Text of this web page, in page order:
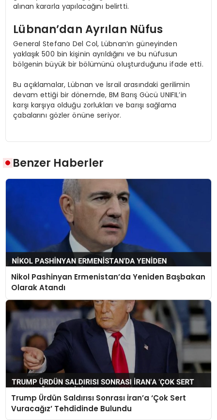
alınan kararla yapılacağını belirtti.
Lübnan’dan Ayrılan Nüfus
General Stefano Del Col, Lübnan’ın güneyinden
yaklaşık 500 bin kişinin ayrıldığını ve bu nüfusun
bölgenin büyük bir bölümünü oluşturduğunu ifade etti.
Bu açıklamalar, Lübnan ve İsrail arasındaki gerilimin
devam ettiği bir dönemde, BM Barış Gücü UNIFIL’in
karşı karşıya olduğu zorlukları ve barışı sağlama
çabalarını gözler önüne seriyor.
Benzer Haberler
Nikol Pashinyan Ermenistan’da Yeniden Başbakan
Olarak Atandı
Trump Ürdün Saldırısı Sonrası İran’a ‘Çok Sert
Vuracağız’ Tehdidinde Bulundu